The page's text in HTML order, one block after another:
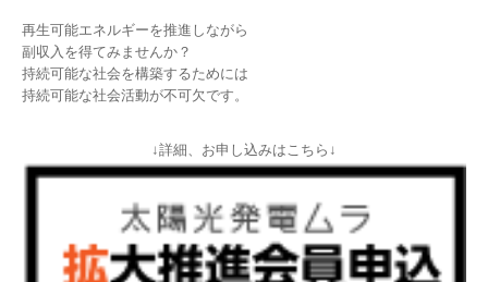
再生可能エネルギーを推進しながら
副収入を得てみませんか？
持続可能な社会を構築するためには
持続可能な社会活動が不可欠です。
↓詳細、お申し込みはこちら↓